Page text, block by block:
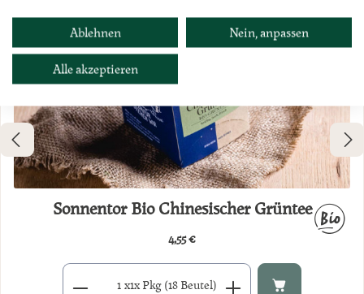
Ablehnen Nein, anpassen
Alle akzeptieren
Sonnentor Bio Chinesischer Grüntee
Regulärer Preis:
4,55 €
Produkt Anzahl: Gib den gewünschten Wert ein oder benutze
x1x Pkg (18 Beutel)